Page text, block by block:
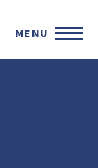
MENU